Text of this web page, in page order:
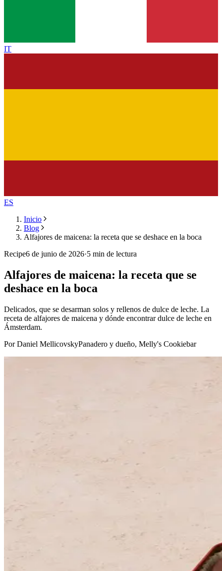
IT
ES
Inicio
Blog
Alfajores de maicena: la receta que se deshace en la boca
Recipe6 de junio de 2026·5 min de lectura
Alfajores de maicena: la receta que se
deshace en la boca
Delicados, que se desarman solos y rellenos de dulce de leche. La
receta de alfajores de maicena y dónde encontrar dulce de leche en
Ámsterdam.
Por Daniel MellicovskyPanadero y dueño, Melly's Cookiebar